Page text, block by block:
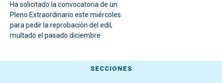
Ha solicitado la convocatoria de un
Pleno Extraordinario este miércoles
para pedir la reprobación del edil,
multado el pasado diciembre
SECCIONES